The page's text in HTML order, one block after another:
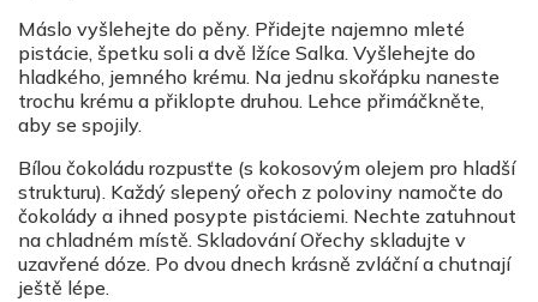
Máslo vyšlehejte do pěny. Přidejte najemno mleté
pistácie, špetku soli a dvě lžíce Salka. Vyšlehejte do
hladkého, jemného krému. Na jednu skořápku naneste
trochu krému a přiklopte druhou. Lehce přimáčkněte,
aby se spojily.
Bílou čokoládu rozpusťte (s kokosovým olejem pro hladší
strukturu). Každý slepený ořech z poloviny namočte do
čokolády a ihned posypte pistáciemi. Nechte zatuhnout
na chladném místě. Skladování Ořechy skladujte v
uzavřené dóze. Po dvou dnech krásně zvláční a chutnají
ještě lépe.